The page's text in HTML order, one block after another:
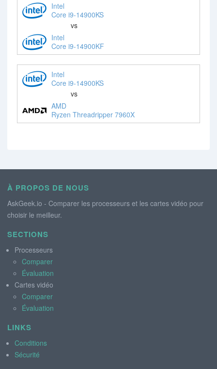
Intel
Core i9-14900KS
vs
Intel
Core i9-14900KF
Intel
Core i9-14900KS
vs
AMD
Ryzen Threadripper 7960X
À PROPOS DE NOUS
AskGeek.io - Comparer les processeurs et les cartes vidéo pour
choisir le meilleur.
SECTIONS
Processeurs
Comparer
Évaluation
Cartes vidéo
Comparer
Évaluation
LINKS
Conditions
Sécurité